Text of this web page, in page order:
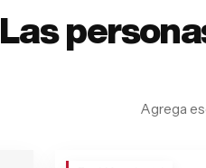
Las
Agrega